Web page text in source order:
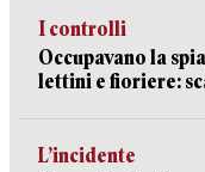
I controlli
Occupavano la
lettini e fioriere:
L’incidente